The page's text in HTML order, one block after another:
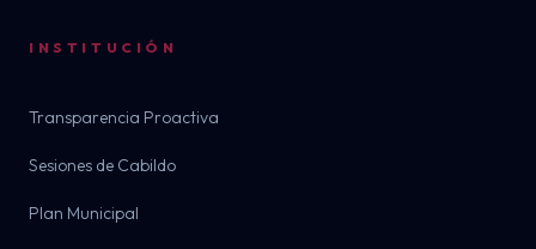
INSTITUCIÓN
Transparencia Proactiva
Sesiones de Cabildo
Plan Municipal